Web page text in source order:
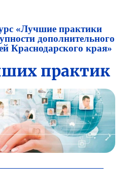
«Лучшие практики
дополнительного
Краснодарского края»
практик